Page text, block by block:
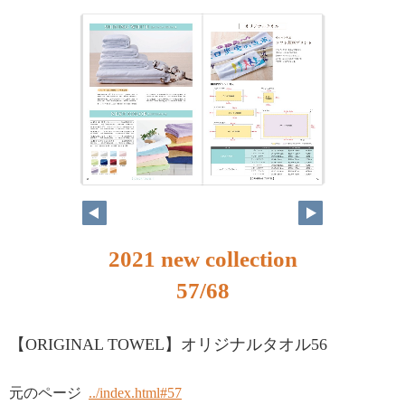
2021 new collection
57/68
【ORIGINAL TOWEL】オリジナルタオル56
元のページ ../index.html#57